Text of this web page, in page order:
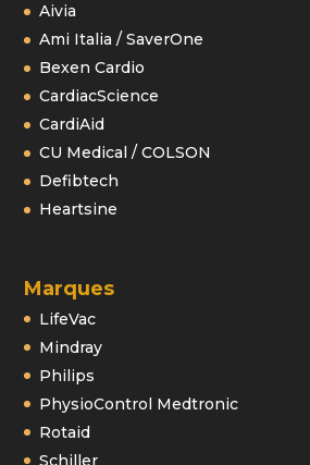
Aivia
Ami Italia / SaverOne
Bexen Cardio
CardiacScience
CardiAid
CU Medical / COLSON
Defibtech
Heartsine
Marques
LifeVac
Mindray
Philips
PhysioControl Medtronic
Rotaid
Schiller